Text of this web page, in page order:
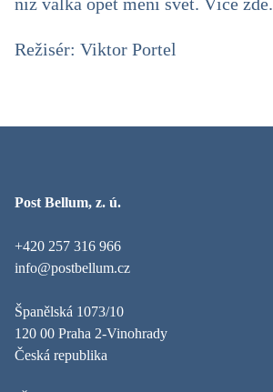
Režisér: Viktor Portel
Post Bellum, z. ú.
+420 257 316 966
info@postbellum.cz
Španělská 1073/10
120 00 Praha 2-Vinohrady
Česká republika